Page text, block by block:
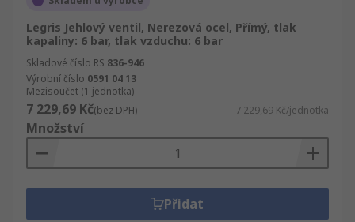
Legris Jehlový ventil, Nerezová ocel, Přímý, tlak
kapaliny: 6 bar, tlak vzduchu: 6 bar
Skladové číslo RS 836-946
Výrobní číslo 0591 04 13
Mezisoučet (1 jednotka)
7 229,69 Kč(bez DPH) 7 229,69 Kč/jednotka
Množství
Přidat